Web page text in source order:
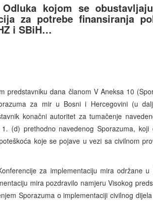
kojom se
za potrebe finansiranja
i SBiH…
predstavniku dana članom V Aneksa 10
za mir u Bosni i Hercegovini (u
konačni autoritet za tumačenje
(d) prethodno navedenog Sporazuma, koji
koje se pojave u vezi sa civilnom
za implementaciju mira održane
mira pozdravilo namjeru Visokog
Sporazuma o implementaciji civilnog